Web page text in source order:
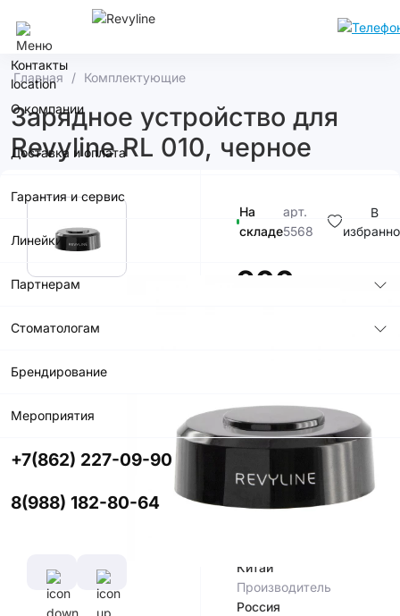
Контакты
О компании
Доставка и оплата
Гарантия и сервис
Линейки
Партнерам
Стоматологам
Брендирование
Мероприятия
+7(862) 227-09-90
8(988) 182-80-64
Главная Комплектующие
Зарядное устройство для
Revyline RL 010, черное
На
складе
арт.
5568
В
900р.
Купить в
приложении
Характеристики
Китай
Производитель
Россия